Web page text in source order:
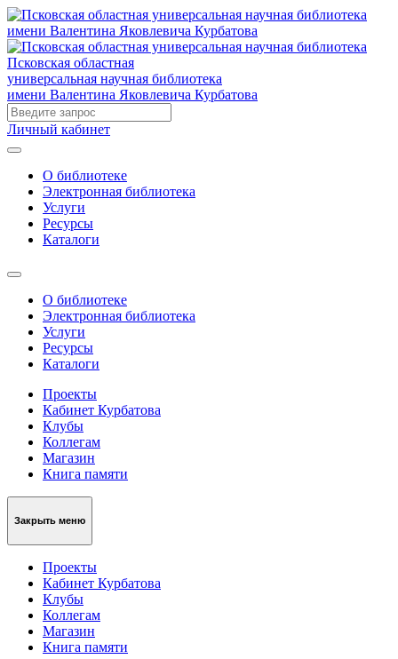
Псковская областная
универсальная научная библиотека
имени Валентина Яковлевича Курбатова
Личный кабинет
О библиотеке
Электронная библиотека
Услуги
Ресурсы
Каталоги
О библиотеке
Электронная библиотека
Услуги
Ресурсы
Каталоги
Проекты
Кабинет Курбатова
Клубы
Коллегам
Магазин
Книга памяти
Закрыть меню
Проекты
Кабинет Курбатова
Клубы
Коллегам
Магазин
Книга памяти